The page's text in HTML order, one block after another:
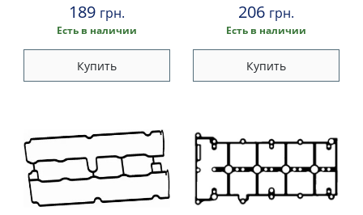
189 грн.
Есть в наличии
Купить
206 грн.
Есть в наличии
Купить